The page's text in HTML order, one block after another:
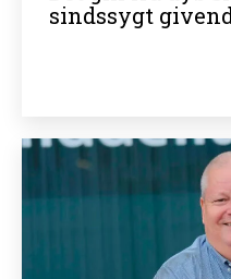
sindssygt